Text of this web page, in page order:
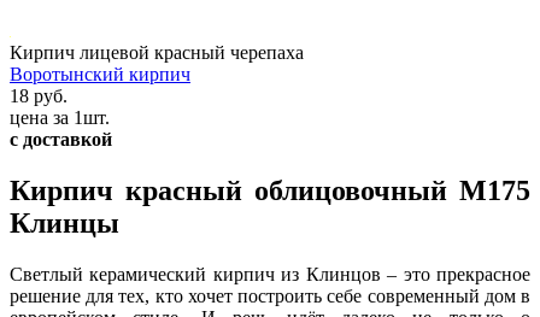
Кирпич лицевой красный черепаха
Воротынский кирпич
18 руб.
цена за 1шт.
с доставкой
Кирпич красный облицовочный М175
Клинцы
Светлый керамический кирпич из Клинцов – это прекрасное
решение для тех, кто хочет построить себе современный дом в